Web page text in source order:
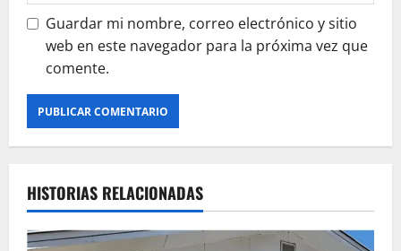
Guardar mi nombre, correo electrónico y sitio
web en este navegador para la próxima vez que
comente.
HISTORIAS RELACIONADAS